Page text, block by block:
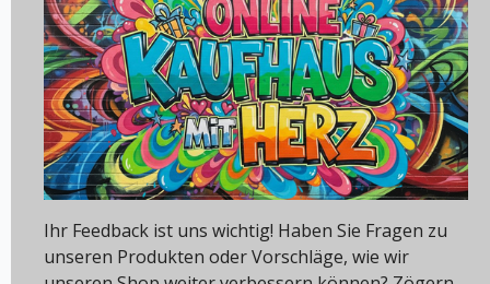
Ihr Feedback ist uns wichtig! Haben Sie Fragen zu
unseren Produkten oder Vorschläge, wie wir